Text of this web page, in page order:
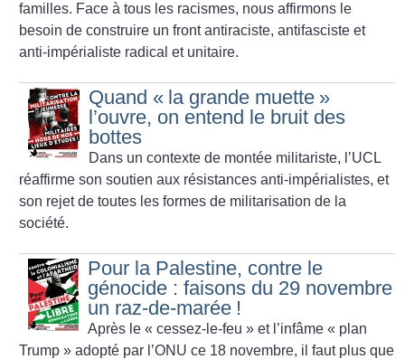
familles. Face à tous les racismes, nous affirmons le
besoin de construire un front antiraciste, antifasciste et
anti-impérialiste radical et unitaire.
Quand « la grande muette »
l’ouvre, on entend le bruit des
bottes
Dans un contexte de montée militariste, l’UCL
réaffirme son soutien aux résistances anti-impérialistes, et
son rejet de toutes les formes de militarisation de la
société.
Pour la Palestine, contre le
génocide : faisons du 29 novembre
un raz-de-marée !
Après le « cessez-le-feu » et l’infâme « plan
Trump » adopté par l’ONU ce 18 novembre, il faut plus que